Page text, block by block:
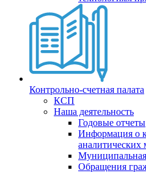
Контрольно-счетная палата
КСП
Наша деятельность
Годовые отчеты
Информация о
аналитических
Обращения